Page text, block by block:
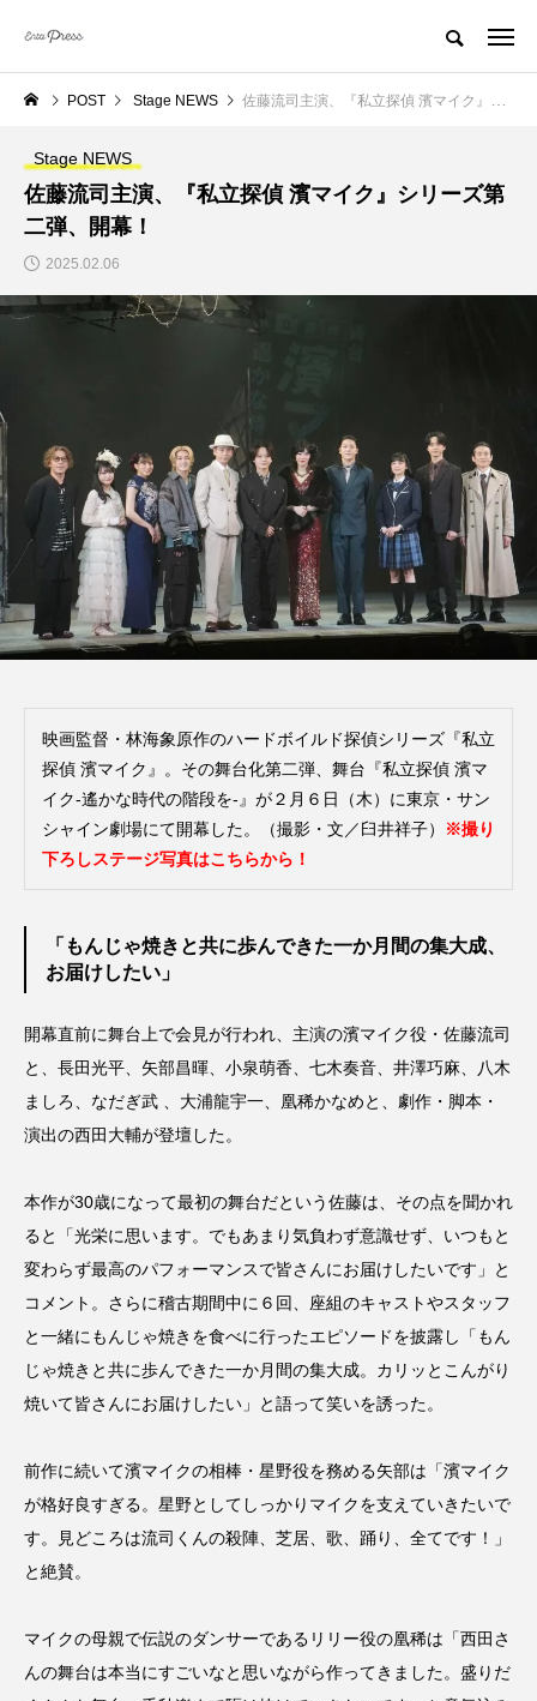
POST Stage NEWS 佐藤流司主演、『私立探偵 濱マイク』シリーズ第二弾、開幕！
Stage NEWS
佐藤流司主演、『私立探偵 濱マイク』シリーズ第
二弾、開幕！
2025.02.06
映画監督・林海象原作のハードボイルド探偵シリーズ『私立
探偵 濱マイク』。その舞台化第二弾、舞台『私立探偵 濱マ
イク-遙かな時代の階段を-』が２月６日（木）に東京・サン
シャイン劇場にて開幕した。（撮影・文／臼井祥子）
※撮り
下ろしステージ写真はこちらから！
「もんじゃ焼きと共に歩んできた一か月間の集大成、
お届けしたい」
開幕直前に舞台上で会見が行われ、主演の濱マイク役・佐藤流司
と、長田光平、矢部昌暉、小泉萌香、七木奏音、井澤巧麻、八木
ましろ、なだぎ武 、大浦龍宇一、凰稀かなめと、劇作・脚本・
演出の西田大輔が登壇した。
本作が30歳になって最初の舞台だという佐藤は、その点を聞かれ
ると「光栄に思います。でもあまり気負わず意識せず、いつもと
変わらず最高のパフォーマンスで皆さんにお届けしたいです」と
コメント。さらに稽古期間中に６回、座組のキャストやスタッフ
と一緒にもんじゃ焼きを食べに行ったエピソードを披露し「もん
じゃ焼きと共に歩んできた一か月間の集大成。カリッとこんがり
焼いて皆さんにお届けしたい」と語って笑いを誘った。
前作に続いて濱マイクの相棒・星野役を務める矢部は「濱マイク
が格好良すぎる。星野としてしっかりマイクを支えていきたいで
す。見どころは流司くんの殺陣、芝居、歌、踊り、全てです！」
と絶賛。
マイクの母親で伝説のダンサーであるリリー役の凰稀は「西田さ
んの舞台は本当にすごいなと思いながら作ってきました。盛りだ